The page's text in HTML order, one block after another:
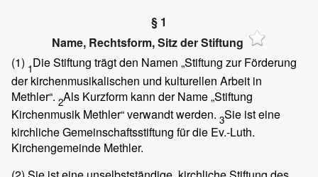
§ 1
Name, Rechtsform, Sitz der Stiftung
(1) 1Die Stiftung trägt den Namen „Stiftung zur Förderung
der kirchenmusikalischen und kulturellen Arbeit in
Methler“. 2Als Kurzform kann der Name „Stiftung
Kirchenmusik Methler“ verwandt werden. 3Sie ist eine
kirchliche Gemeinschaftsstiftung für die Ev.-Luth.
Kirchengemeinde Methler.